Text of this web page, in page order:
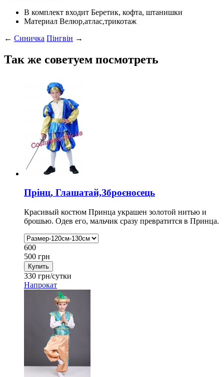
В комплект входит Беретик, кофта, штанишки
Материал Велюр,атлас,трикотаж
← Синичка Пінгвін →
Так же советуем посмотреть
Прінц, Глашатай,Зброєносець
Красивый костюм Принца украшен золотой нитью и
брошью. Одев его, мальчик сразу превратится в Принца.
600
500 грн
330 грн/сутки
Напрокат